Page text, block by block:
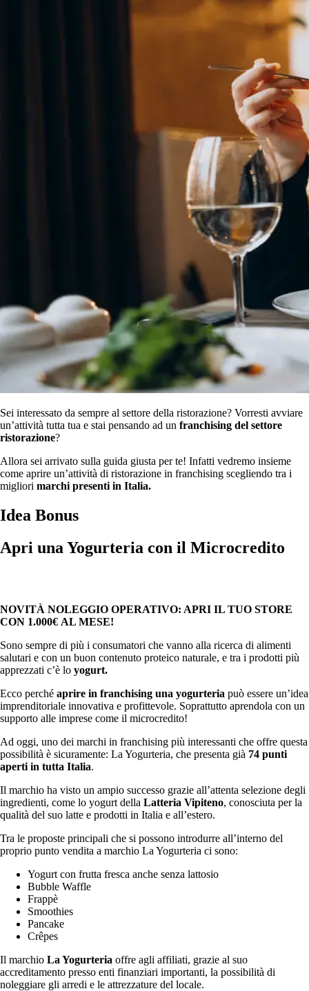
Sei interessato da sempre al settore della ristorazione? Vorresti avviare
un’attività tutta tua e stai pensando ad un franchising del settore
ristorazione?
Allora sei arrivato sulla guida giusta per te! Infatti vedremo insieme
come aprire un’attività di ristorazione in franchising scegliendo tra i
migliori marchi presenti in Italia.
Idea Bonus
Apri una Yogurteria con il Microcredito
NOVITÀ NOLEGGIO OPERATIVO: APRI IL TUO STORE
CON 1.000€ AL MESE!
Sono sempre di più i consumatori che vanno alla ricerca di alimenti
salutari e con un buon contenuto proteico naturale, e tra i prodotti più
apprezzati c’è lo yogurt.
Ecco perché aprire in franchising una yogurteria può essere un’idea
imprenditoriale innovativa e profittevole. Soprattutto aprendola con un
supporto alle imprese come il microcredito!
Ad oggi, uno dei marchi in franchising più interessanti che offre questa
possibilità è sicuramente: La Yogurteria, che presenta già 74 punti
aperti in tutta Italia.
Il marchio ha visto un ampio successo grazie all’attenta selezione degli
ingredienti, come lo yogurt della Latteria Vipiteno, conosciuta per la
qualità del suo latte e prodotti in Italia e all’estero.
Tra le proposte principali che si possono introdurre all’interno del
proprio punto vendita a marchio La Yogurteria ci sono:
Yogurt con frutta fresca anche senza lattosio
Bubble Waffle
Frappè
Smoothies
Pancake
Crêpes
Il marchio La Yogurteria offre agli affiliati, grazie al suo
accreditamento presso enti finanziari importanti, la possibilità di
noleggiare gli arredi e le attrezzature del locale.